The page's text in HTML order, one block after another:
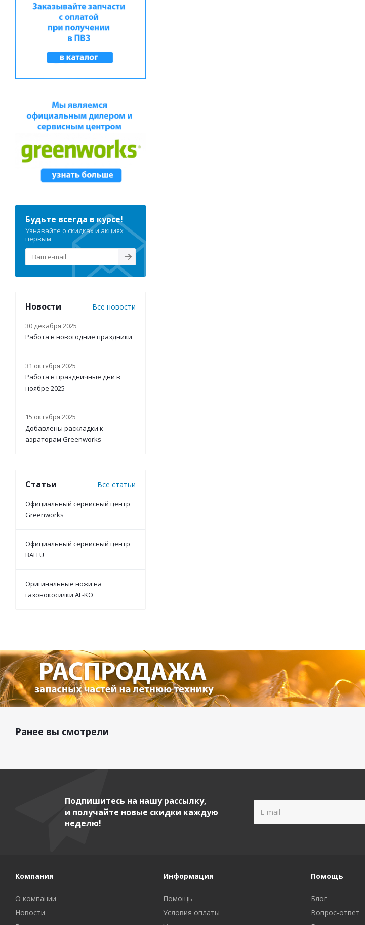
Будьте всегда в курсе!
Узнавайте о скидках и акциях
первым
Новости Все новости
30 декабря 2025
Работа в новогодние праздники
31 октября 2025
Работа в праздничные дни в
ноябре 2025
15 октября 2025
Добавлены раскладки к
аэраторам Greenworks
Статьи Все статьи
Официальный сервисный центр
Greenworks
Официальный сервисный центр
BALLU
Оригинальные ножи на
газонокосилки AL-KO
Ранее вы смотрели
Подпишитесь на нашу рассылку,
и получайте новые скидки каждую
неделю!
Компания
О компании
Новости
Информация
Помощь
Условия оплаты
Помощь
Блог
Вопрос-ответ